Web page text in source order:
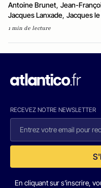
Antoine Brunet, Jean-
Jacques Lanxade, Jacques
1 min de lecture
RECEVEZ NOTRE NEWSLETTER
En cliquant sur s'inscrire,